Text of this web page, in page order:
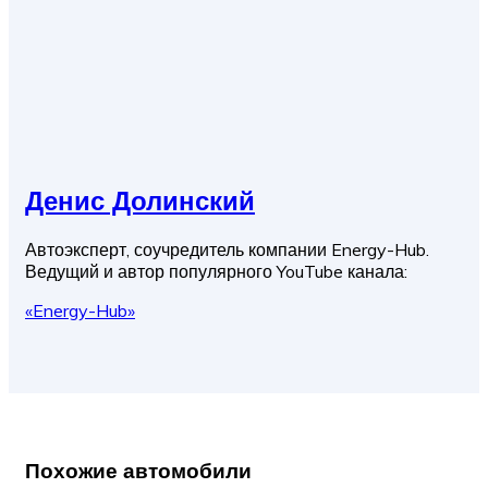
Денис Долинский
Автоэксперт, соучредитель компании Energy-Hub.
Ведущий и автор популярного YouTube канала:
«Energy-Hub»
Похожие автомобили